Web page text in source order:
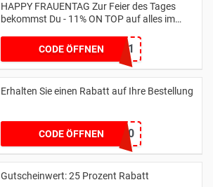
HAPPY FRAUENTAG Zur Feier des Tages
bekommst Du - 11% ON TOP auf alles im
CODE ÖFFNEN
WOMENSDAY11
Erhalten Sie einen Rabatt auf Ihre Bestellung
CODE ÖFFNENWEER10
Gutscheinwert: 25 Prozent Rabatt